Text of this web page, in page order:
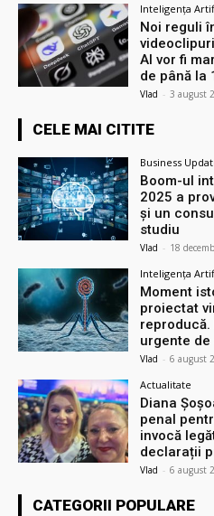
Inteligența
Noi reguli
AI vor fi
de până la
Vlad - 3 august
CELE MAI CITITE
Business
Boom-ul
2025 a
și un
studiu
Vlad - 18
Inteligența
Moment
proiectat
reproducă.
urgente
Vlad - 6 august
Actualitate
Diana
penal
invocă
declarații
Vlad - 6 august
CATEGORII POPULARE